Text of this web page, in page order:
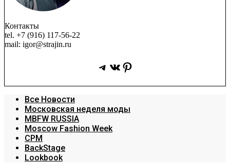
Контакты
tel. +7 (916) 117-56-22
mail: igor@strajin.ru
Telegram
ВКонтакте
Pinterest
Все Новости
Московская неделя моды
MBFW RUSSIA
Moscow Fashion Week
CPM
BackStage
Lookbook